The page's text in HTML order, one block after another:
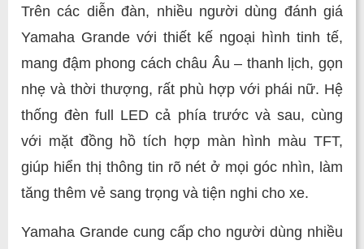
Trên các diễn đàn, nhiều người dùng đánh giá
Yamaha Grande với thiết kế ngoại hình tinh tế,
mang đậm phong cách châu Âu – thanh lịch, gọn
nhẹ và thời thượng, rất phù hợp với phái nữ. Hệ
thống đèn full LED cả phía trước và sau, cùng
với mặt đồng hồ tích hợp màn hình màu TFT,
giúp hiển thị thông tin rõ nét ở mọi góc nhìn, làm
tăng thêm vẻ sang trọng và tiện nghi cho xe.
Yamaha Grande cung cấp cho người dùng nhiều